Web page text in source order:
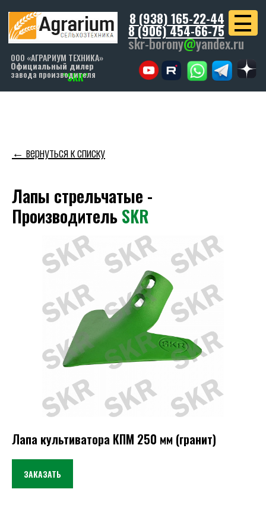
8 (938) 165-22-44
8 (906) 454-66-75
skr-borony@yandex.ru
"SKR"
ООО «АГРАРИУМ ТЕХНИКА»
завода производителя
← вернуться к списку
Лапы стрельчатые -
ПроизводительSKR
Лапа культиватора КПМ 250 мм (гранит)
ЗАКАЗАТЬ